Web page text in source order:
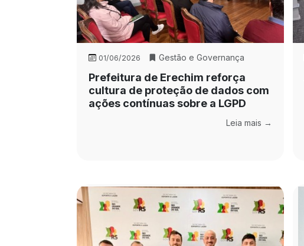
01/06/2026 Gestão e Governança
Prefeitura de Erechim reforça
cultura de proteção de dados com
ações contínuas sobre a LGPD
Leia mais →